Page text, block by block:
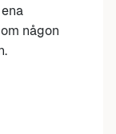
någon